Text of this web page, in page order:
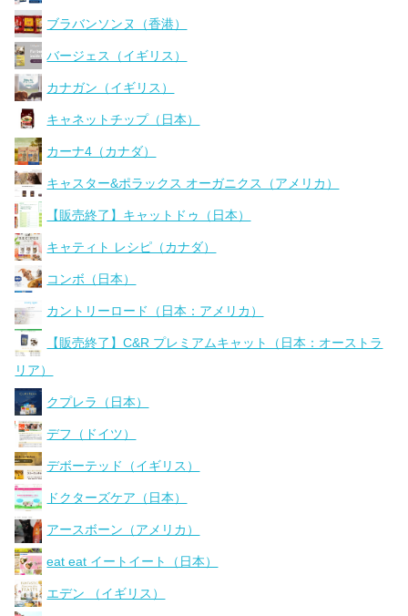
ブラバンソンヌ（香港）
バージェス（イギリス）
カナガン（イギリス）
キャネットチップ（日本）
カーナ4（カナダ）
キャスター&ポラックス オーガニクス（アメリカ）
【販売終了】キャットドゥ（日本）
キャティト レシピ（カナダ）
コンボ（日本）
カントリーロード（日本：アメリカ）
【販売終了】C&R プレミアムキャット（日本：オーストラ
リア）
クプレラ（日本）
デフ（ドイツ）
デボーテッド（イギリス）
ドクターズケア（日本）
アースボーン（アメリカ）
eat eat イートイート（日本）
エデン （イギリス）